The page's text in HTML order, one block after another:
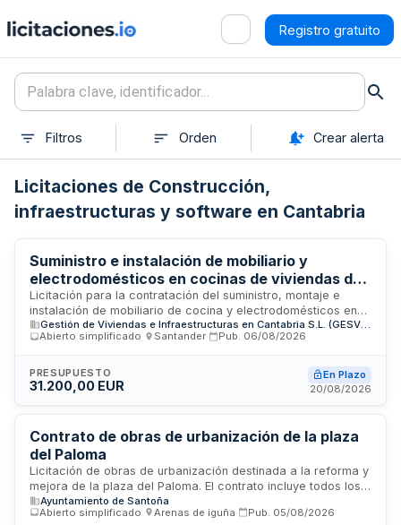
Registro gratuito
Filtros Orden Crear alerta
Licitaciones de Construcción,
infraestructuras y software en Cantabria
Suministro e instalación de mobiliario y
electrodomésticos en cocinas de viviendas de
alquiler asequible - Gestión de Viviendas e
Infraestructuras en Cantabria
Licitación para la contratación del suministro, montaje e
instalación de mobiliario de cocina y electrodomésticos en
ocho viviendas destinadas a alquiler asequible ubicadas en
Santillana del Mar. El contrato incluye la provisión de muebles
instalación completa, garantizando que las viviendas
cumplan con la normativa de habitabilidad y estén listos para
Gestión de Viviendas e Infraestructuras en Cantabria S.L. (GESVICAN, S.L.)
Abierto simplificado
Santander Pub. 06/08/2026
PRESUPUESTO
31.200,00 EUR
En Plazo
20/08/2026
Contrato de obras de urbanización de la plaza
del Paloma
Licitación de obras de urbanización destinada a la reforma y
mejora de la plaza del Paloma. El contrato incluye todos los
trabajos de urbanización necesarios para la correcta
ejecución del proyecto técnico, englobando costes de
Ayuntamiento de Santoña
Abierto simplificado
Arenas de iguña Pub. 05/08/2026